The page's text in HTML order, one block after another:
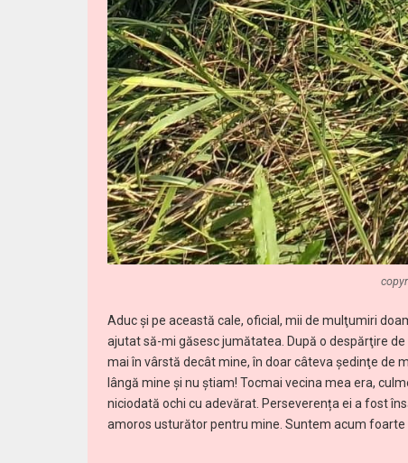
Aduc și pe această cale, oficial, mii de mulţumiri
ajutat să-mi găsesc jumătatea. După o despărţire
mai în vârstă decât mine, în doar câteva şedinţe de
lângă mine și nu știam! Tocmai vecina mea era,
niciodată ochi cu adevărat. Perseverența ei a fost
amoros usturător pentru mine. Suntem acum foarte